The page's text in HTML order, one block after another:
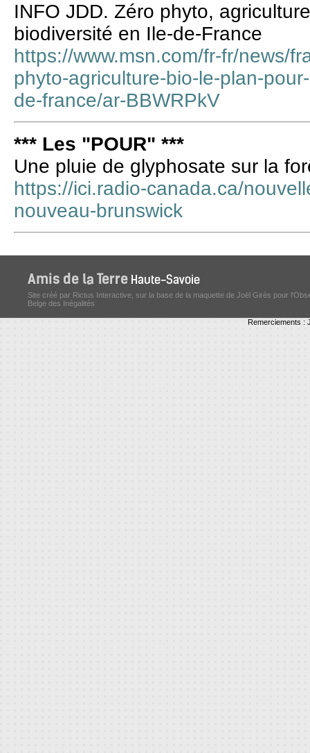
INFO JDD. Zéro phyto,
biodiversité en Ile-de-France
https://www.msn.com/fr-fr/news/
phyto-agriculture-bio-le-plan-
de-france/ar-BBWRPkV
*** Les "POUR" ***
Une pluie de glyphosate sur la
https://ici.radio-canada.ca/
nouveau-brunswick
Site créé par Rictus Interactive, sur la base de la maquette de Joël Girès pour
Belge des Inégalités
Remerciements :